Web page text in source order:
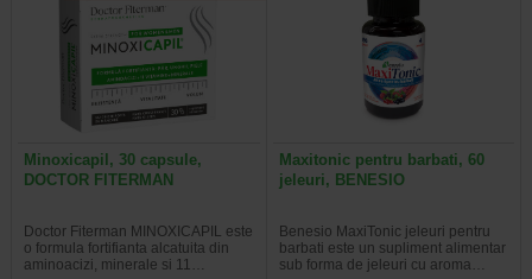
Minoxicapil, 30 capsule,
DOCTOR FITERMAN
Doctor Fiterman MINOXICAPIL este
o formula fortifianta alcatuita din
aminoacizi, minerale si 11…
Maxitonic pentru barbati, 60
jeleuri, BENESIO
Benesio MaxiTonic jeleuri pentru
barbati este un supliment alimentar
sub forma de jeleuri cu aroma…